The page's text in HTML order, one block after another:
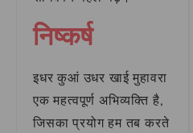
निष्कर्ष
इधर कुआं उधर खाई मुहावरा
एक महत्वपूर्ण अभिव्यक्ति है,
जिसका प्रयोग हम तब करते